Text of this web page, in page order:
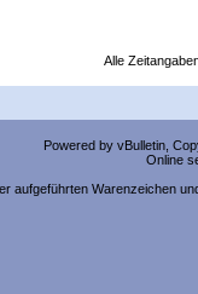
Alle
Powered by vBulletin,
Online
aufgeführten Warenzeichen